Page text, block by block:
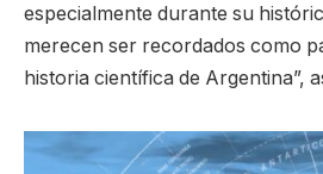
especialmente durante su
merecen ser recordados como
historia científica de Argentina”,